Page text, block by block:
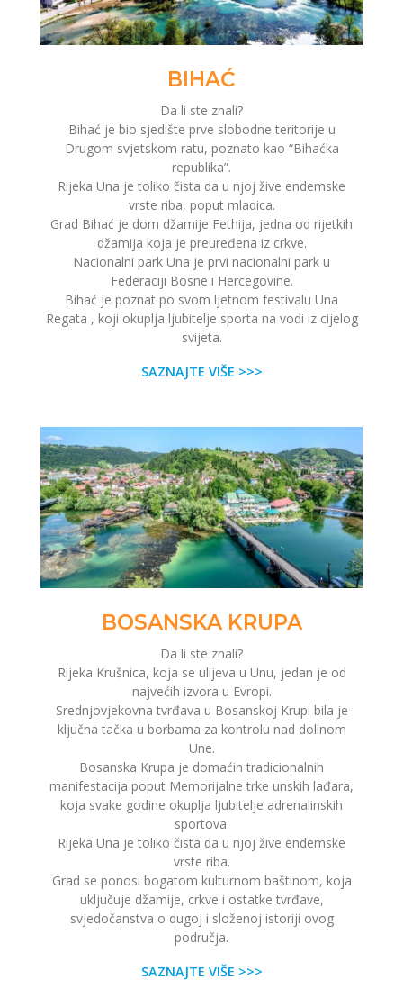
BIHAĆ
Da li ste znali?
Bihać je bio sjedište prve slobodne teritorije u
Drugom svjetskom ratu, poznato kao “Bihaćka
republika”.
Rijeka Una je toliko čista da u njoj žive endemske
vrste riba, poput mladica.
Grad Bihać je dom džamije Fethija, jedna od rijetkih
džamija koja je preuređena iz crkve.
Nacionalni park Una je prvi nacionalni park u
Federaciji Bosne i Hercegovine.
Bihać je poznat po svom ljetnom festivalu Una
Regata , koji okuplja ljubitelje sporta na vodi iz cijelog
svijeta.
SAZNAJTE VIŠE >>>
BOSANSKA KRUPA
Da li ste znali?
Rijeka Krušnica, koja se ulijeva u Unu, jedan je od
najvećih izvora u Evropi.
Srednjovjekovna tvrđava u Bosanskoj Krupi bila je
ključna tačka u borbama za kontrolu nad dolinom
Une.
Bosanska Krupa je domaćin tradicionalnih
manifestacija poput Memorijalne trke unskih lađara,
koja svake godine okuplja ljubitelje adrenalinskih
sportova.
Rijeka Una je toliko čista da u njoj žive endemske
vrste riba.
Grad se ponosi bogatom kulturnom baštinom, koja
uključuje džamije, crkve i ostatke tvrđave,
svjedočanstva o dugoj i složenoj istoriji ovog
područja.
SAZNAJTE VIŠE >>>